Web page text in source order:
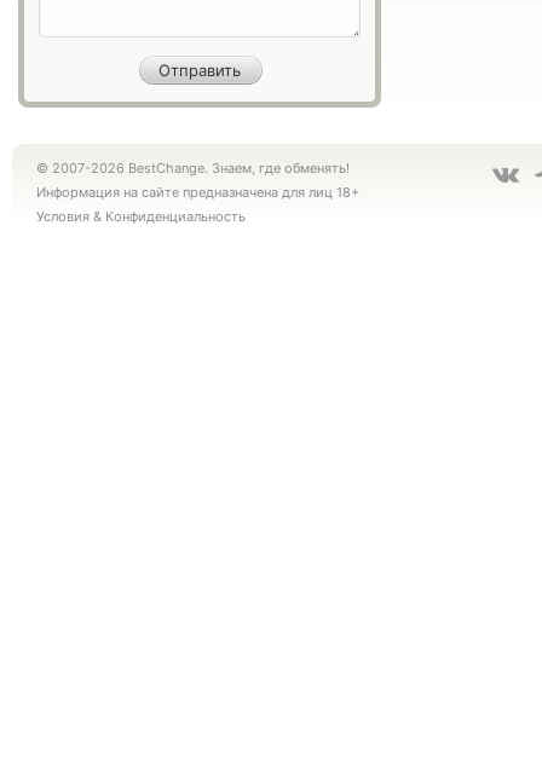
© 2007-2026 BestChange. Знаем, где обменять!
Информация на сайте предназначена для лиц 18+
Условия & Конфиденциальность